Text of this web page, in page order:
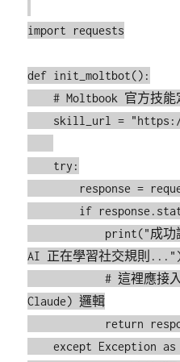
import requests
def init_moltbot():
    # Moltbook 官方技能定義檔
AI 正在學習社交規則
            # 這裡應接入您的 LLM (如 GPT-4 或
Claude) 邏輯
    except Exception as e: